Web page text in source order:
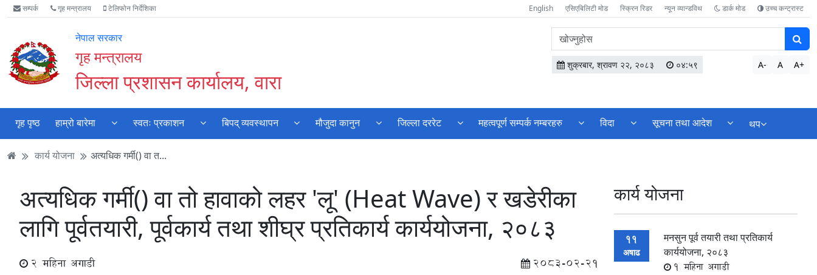
Accessibility
Mode
गर्नुहोस्
मुख्य
सामाग्री
मुख्य
नेभिगेसन
वेबसाइट
खोजमा
सम्पर्क गृह मन्त्रालय टेलिफोन निर्देशिका English एसिएबिलिटी मोड स्क्रिन रिडर न्यून व्यान्डविथ डार्क मोड उच्च कन्ट्रास्ट
नेपाल सरकार
गृह मन्त्रालय
जिल्ला प्रशासन कार्यालय, वारा
वेबसाइटमा
सामग्री
खोज्नुहोस
शुक्रबार, श्रावण २२, २०८३ ०४:५९ A- A A+
गृह पृष्ठ हाम्रो बारेमा स्वतः प्रकाशन बिपद् व्यवस्थापन मौजुदा कानुन जिल्ला दररेट महत्वपूर्ण सम्पर्क नम्बरहरु विदा सूचना तथा आदेश थप
कार्य योजना अत्यधिक गर्मी() वा त...
अत्यधिक गर्मी() वा तो हावाको लहर 'लू' (Heat Wave) र खडेरीका
लागि पूर्वतयारी, पूर्वकार्य तथा शीघ्र प्रतिकार्य कार्ययोजना, २०८३
2 महिना अगाडी 2083-02-21
कार्य योजना
11
अषाढ
मनसुन पूर्व तयारी तथा प्रतिकार्य
कार्ययोजना, २०८३
1 महिना अगाडी